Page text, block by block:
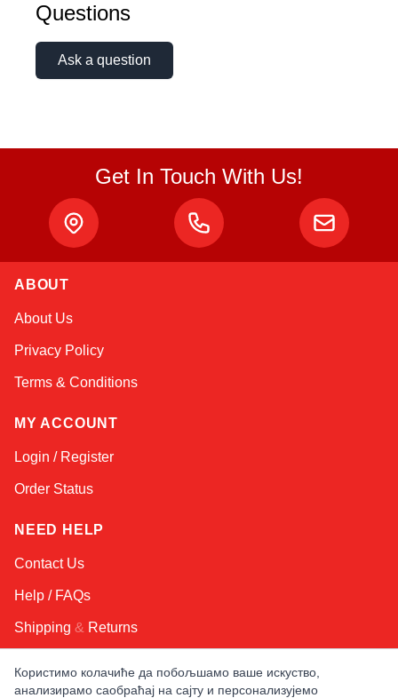
Questions
Ask a question
Get In Touch With Us!
ABOUT
About Us
Privacy Policy
Terms & Conditions
MY ACCOUNT
Login / Register
Order Status
NEED HELP
Contact Us
Help / FAQs
Shipping & Returns
KEEP IN TOUCH!
Користимо колачиће да побољшамо ваше искуство,
анализирамо саобраћај на сајту и персонализујемо